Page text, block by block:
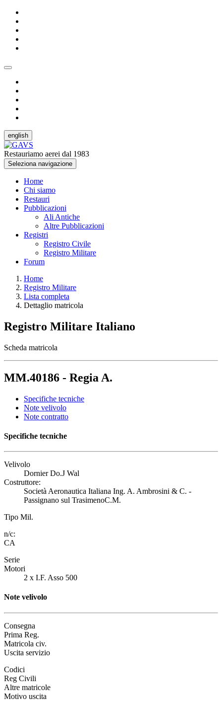
english
Restauriamo aerei dal 1983
Seleziona navigazione
Home
Chi siamo
Restauri
Pubblicazioni
Ali Antiche
Altre Pubblicazioni
Registri
Registro Civile
Registro Militare
Forum
Home
Registro Militare
Lista completa
Dettaglio matricola
Registro Militare Italiano
Scheda matricola
MM.40186 - Regia A.
Specifiche tecniche
Note velivolo
Note contratto
Specifiche tecniche
Velivolo
Dornier Do.J Wal
Costruttore:
Società Aeronautica Italiana Ing. A. Ambrosini & C. -
Passignano sul TrasimenoC.M.
Tipo Mil.
n/c:
CA
Serie
Motori
2 x I.F. Asso 500
Note velivolo
Consegna
Prima Reg.
Matricola civ.
Uscita servizio
Codici
Reg Civili
Altre matricole
Motivo uscita